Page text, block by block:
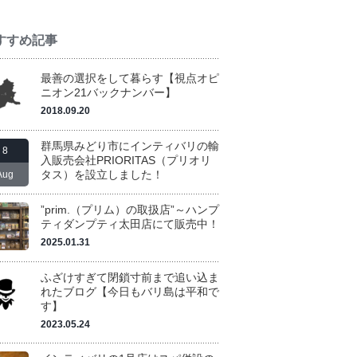
すめ記事
最善の選択をして暮らす【視点オピ
ニオン21バックナンバー】
2018.09.20
8
群馬県みどり市にインティバリの輸
入販売会社PRIORITAS（プリオリ
タス）を設立しました！
”prim.（プリム）の取扱店”～ハンプ
ティダンプティ太田店にて販売中！
2025.01.31
ふざけすぎて閉鎖寸前まで追い込ま
れたブログ【今日もバリ島は平和で
す】
2023.05.24